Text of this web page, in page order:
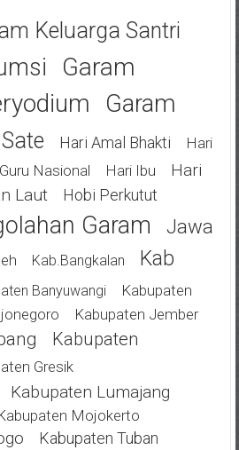
Keluarga Santri
Garam
Garam
Hari Amal Bhakti
Hari
Nasional Hari Ibu
Hari
Laut
Hobi Perkutut
Garam
Jawa
Kab.bangkalan
Kab
Banyuwangi
Kabupaten
Kabupaten Jember
Kabupaten
Gresik
Kabupaten Lumajang
Mojokerto
Kabupaten Tuban